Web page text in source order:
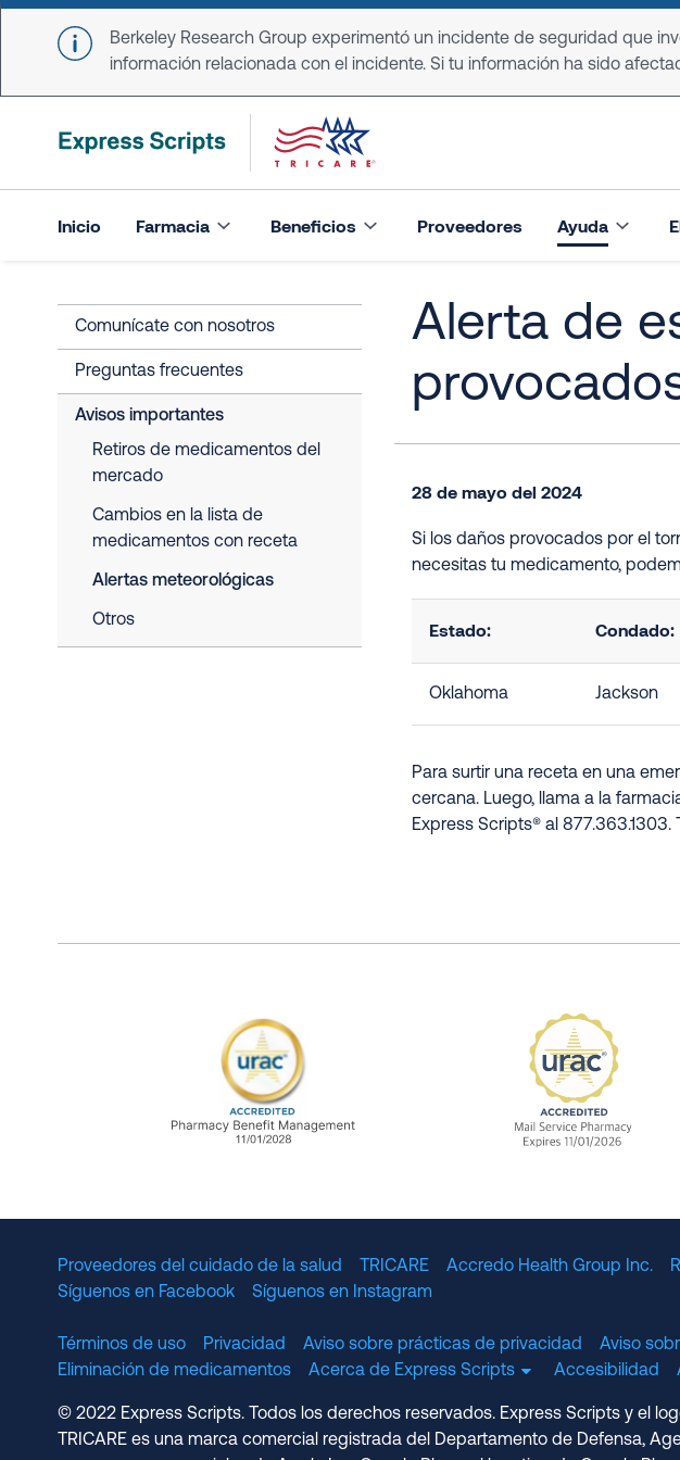
Skip to main content
Berkeley Research Group experimentó un incidente de seguridad que
información relacionada con el incidente. Si tu información ha sido
Inicio Farmacia Beneficios Proveedores Ayuda
Comunícate con nosotros
Preguntas frecuentes
Avisos importantes
Retiros de medicamentos del
mercado
Cambios en la lista de
medicamentos con receta
Alertas meteorológicas
Otros
Alerta de
28 de mayo del 2024
Si los daños provocados por el
necesitas tu medicamento,
Estado: Condado:
Oklahoma Jackson
Para surtir una receta en una
cercana. Luego, llama a la
Express Scripts® al
Proveedores del cuidado de la salud TRICARE Accredo Health Group Inc.
Síguenos en Facebook
Síguenos en Instagram
Términos de uso Privacidad Aviso sobre prácticas de privacidad Aviso
Eliminación de medicamentos
Acerca de Express Scripts Accesibilidad
© 2022 Express Scripts. Todos los derechos reservados. Express Scripts y el
TRICARE es una marca comercial registrada del Departamento de Defensa,